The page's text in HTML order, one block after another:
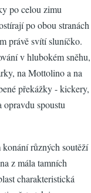
po celou zimu
po obou stranách
právě svítí sluníčko.
v hlubokém sněhu,
na Mottolino a na
překážky - kickery,
opravdu spoustu
různých soutěží
z mála tamních
charakteristická